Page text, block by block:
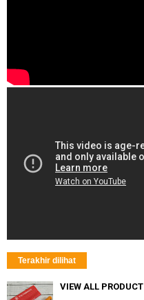
Terakhir dilihat
VIEW ALL PRODUCT